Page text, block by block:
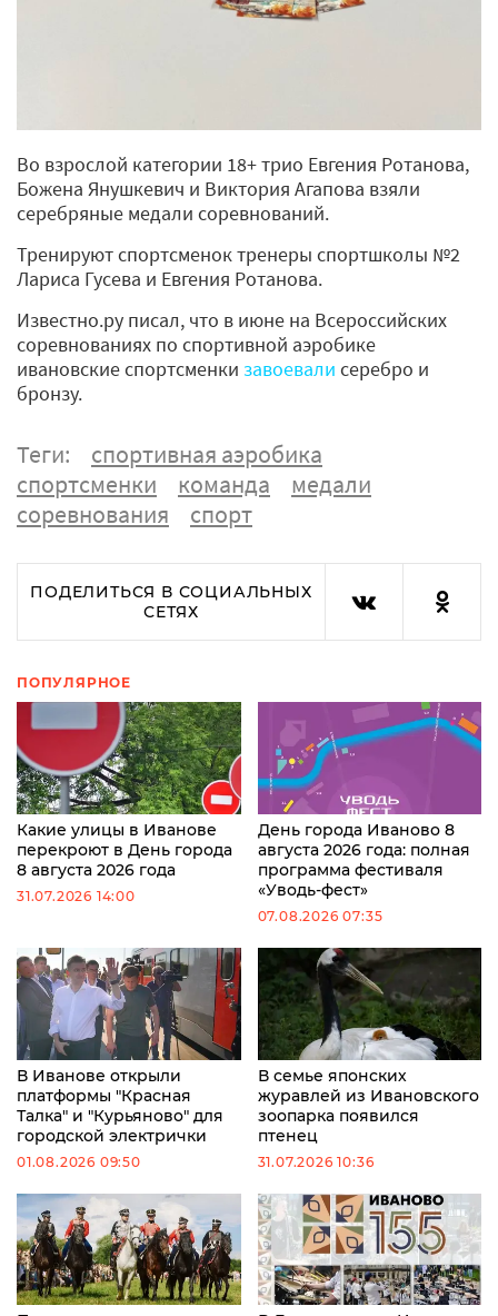
Во взрослой категории 18+ трио Евгения Ротанова,
Божена Янушкевич и Виктория Агапова взяли
серебряные медали соревнований.
Тренируют спортсменок тренеры спортшколы №2
Лариса Гусева и Евгения Ротанова.
Известно.ру писал, что в июне на Всероссийских
соревнованиях по спортивной аэробике
ивановские спортсменки завоевали серебро и
бронзу.
Теги:
спортивная аэробика
спортсменки
команда
медали
соревнования
спорт
ПОДЕЛИТЬСЯ В СОЦИАЛЬНЫХ
СЕТЯХ
ПОПУЛЯРНОЕ
Какие улицы в Иванове
перекроют в День города
8 августа 2026 года
31.07.2026 14:00
День города Иваново 8
августа 2026 года: полная
программа фестиваля
«Уводь-фест»
07.08.2026 07:35
В Иванове открыли
платформы "Красная
Талка" и "Курьяново" для
городской электрички
01.08.2026 09:50
В семье японских
журавлей из Ивановского
зоопарка появился
птенец
31.07.2026 10:36